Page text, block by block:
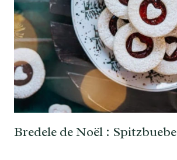
Bredele de Noël : Spitzbuebe